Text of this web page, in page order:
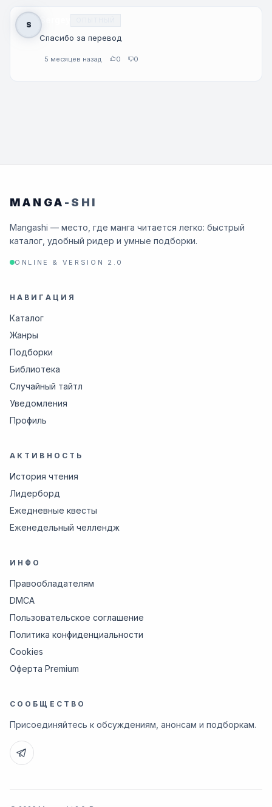
S Sergey
Спасибо за перевод
5 месяцев назад 0 0
MANGA -SHI
Mangashi — место, где манга читается легко: быстрый
каталог, удобный ридер и умные подборки.
ONLINE & VERSION 2.0
НАВИГАЦИЯ
Каталог
Жанры
Подборки
Библиотека
Случайный тайтл
Уведомления
Профиль
АКТИВНОСТЬ
История чтения
Лидерборд
Ежедневные квесты
Еженедельный челлендж
ИНФО
Правообладателям
DMCA
Пользовательское соглашение
Политика конфиденциальности
Cookies
Оферта Premium
СООБЩЕСТВО
Присоединяйтесь к обсуждениям, анонсам и подборкам.